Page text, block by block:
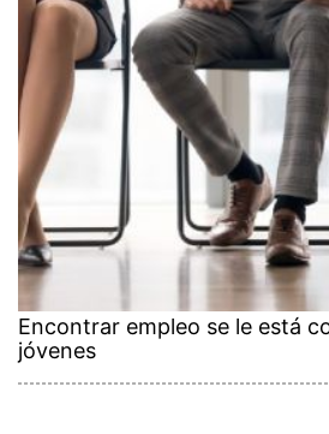
Encontrar empleo se le está
jóvenes